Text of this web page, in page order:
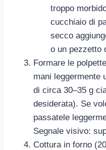
troppo
cucchiaio di
secco
o un pezzetto
Formare le
mani leggermente
di circa 30–35 g
desiderata). Se
passatele
Segnale visivo:
Cottura in forno